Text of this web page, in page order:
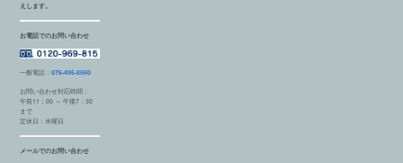
えします。
お電話でのお問い合わせ
一般電話：076-495-8560
お問い合わせ対応時間：
午前11：00 ～ 午後7：30
まで
定休日：水曜日
メールでのお問い合わせ